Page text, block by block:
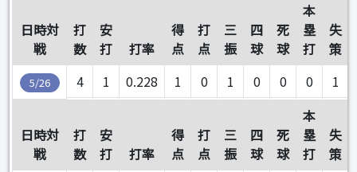
日時対
戦
打
数
安
打
打率
得
点
打
点
三
振
四
球
死
球
本
塁
打
失
策
5/26 4 1 0.228 1 0 1 0 0 0 1
日時対
戦
打
数
安
打
打率
得
点
打
点
三
振
四
球
死
球
本
塁
打
失
策